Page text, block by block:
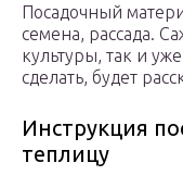
Посадочный
семена, рассада.
культуры, так и
сделать, будет
Инструкция
теплицу